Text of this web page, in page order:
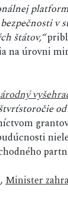
v
štátov,“
na úrovni
od
,Minister